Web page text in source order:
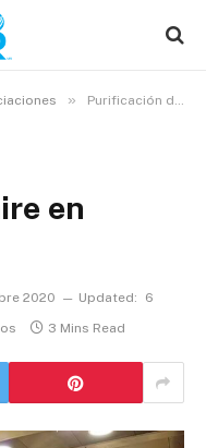
» Purificación del aire en cocinas
en
2020 Updated:
6
3 Mins Read